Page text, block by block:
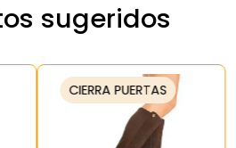
sugeridos
CIERRA PUERTAS